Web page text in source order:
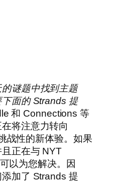
谜题中找到主题
面的 Strands 提
和 Connections 等
将注意力转向
战性的新体验。如果
正在与 NYT
以为您解决。因
加了 Strands 提